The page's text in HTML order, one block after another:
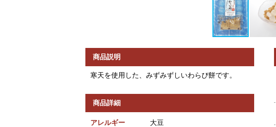
商品説明
寒天を使用した、みずみずしいわらび餅です。
商品詳細
アレルギー 大豆